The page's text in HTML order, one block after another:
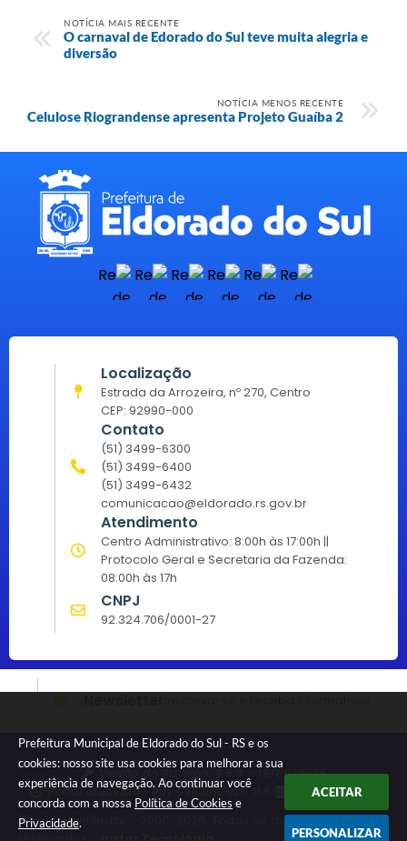
Prefeitura Municipal de Eldorado do Sul - RS e os
cookies: nosso site usa cookies para melhorar a sua
experiência de navegação. Ao continuar você
concorda com a nossa Política de Cookies e
Privacidade.
ACEITAR
PERSONALIZAR
NOTÍCIA MAIS RECENTE
O carnaval de Edorado do Sul teve muita alegria e
diversão
NOTÍCIA MENOS RECENTE
Celulose Riograndense apresenta Projeto Guaíba 2
Localização
Estrada da Arrozeira, nº 270, Centro
CEP: 92990-000
Contato
(51) 3499-6300
(51) 3499-6400
(51) 3499-6432
comunicacao@eldorado.rs.gov.br
Atendimento
Centro Administrativo: 8:00h às 17:00h ||
Protocolo Geral e Secretaria da Fazenda:
08:00h às 17h
CNPJ
92.324.706/0001-27
Versão do Sistema:
3.5.3 - 19/06/2026
Portal atualizado em:07/08/2026 11:51 Dados Abertos
© Copyright Instar - 2006-2026. Todos os direitos